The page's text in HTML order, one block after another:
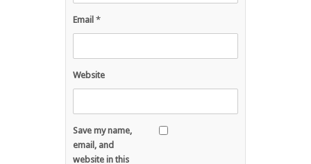
Email *
Website
Save my name,
email, and
website in this